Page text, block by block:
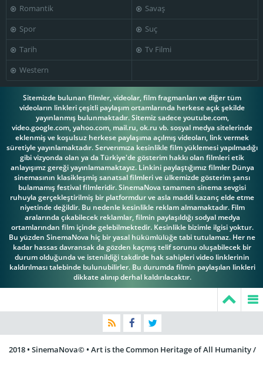
Romantik
Savaş
Spor
Suç
Tarih
Tv Filmi
Western
Sitemizde bulunan filmler, videolar, film fragmanları ve diğer tüm
videoların linkleri çeşitli paylaşım ortamlarında herkese açık şekilde
yayınlanmış bulunmaktadır. Sitemiz sadece youtube.com,
video.google.com, yahoo.com, mail.ru, ok.ru vb. sosyal medya sitelerinde
eklenmiş ve koşulsuz herkese paylaşıma açılmış videoları, link vermek
süretiyle yayınlamaktadır. Serverımıza kesinlikle film yüklemesi yapılmadığı
gibi vizyonda olan ya da Türkiye'de gösterim hakkı olan filmleri etik
anlayışımz gereği yayınlamamaktayız. Linkini paylaştığımız filmler Dünya
sinemasının klasikleşmiş sanatsal filmleri ve ülkemizde gösterim şansı
bulamamış festival filmleridir. SinemaNova tamamen sinema sevgisi
ruhuyla gerçekleştirilmiş bir platformdur ve asla maddi kazanç elde etme
niyetinde değildir. Bu nedenle kesinlikle reklam almamaktadır. Film
aralarında çıkabilecek reklamlar, filmin paylaşıldığı sodyal medya
ortamlarından film içinde gelebilmektedir. Kesinlikle bizimle ilgisi yoktur.
Bu yüzden SinemaNova hiç bir yasal hükümlülüğe tabi tutulamaz. Her ne
kadar hassas davransak da gözden kaçmış telif sorunu oluşabilecek bir
durum olduğunda ve istenildiği takdirde hak sahipleri video linklerinin
kaldırılması talebinde bulunubilirler. Bu durumda filmin paylaşılan linkleri
dikkate alınıp derhal kaldırılacaktır.
2018 • SinemaNova© • Art is the Common Heritage of All Humanity /